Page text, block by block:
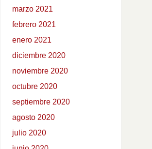
marzo 2021
febrero 2021
enero 2021
diciembre 2020
noviembre 2020
octubre 2020
septiembre 2020
agosto 2020
julio 2020